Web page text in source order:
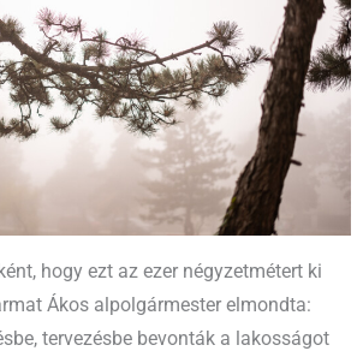
hogy ezt az ezer négyzetmétert ki
Ákos alpolgármester elmondta:
tervezésbe bevonták a lakosságot